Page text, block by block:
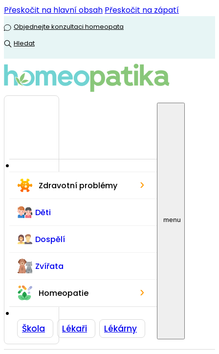
Přeskočit na hlavní obsah Přeskočit na zápatí
Objednejte konzultaci homeopata
Hledat
Zdravotní problémy ›
Děti
Dospělí
Zvířata
Homeopatie ›
Škola Lékaři Lékárny